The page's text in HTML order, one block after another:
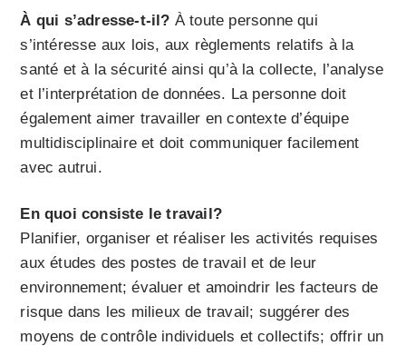
À qui s’adresse-t-il? À toute personne qui
s’intéresse aux lois, aux règlements relatifs à la
santé et à la sécurité ainsi qu’à la collecte, l’analyse
et l’interprétation de données. La personne doit
également aimer travailler en contexte d’équipe
multidisciplinaire et doit communiquer facilement
avec autrui.
En quoi consiste le travail?
Planifier, organiser et réaliser les activités requises
aux études des postes de travail et de leur
environnement; évaluer et amoindrir les facteurs de
risque dans les milieux de travail; suggérer des
moyens de contrôle individuels et collectifs; offrir un